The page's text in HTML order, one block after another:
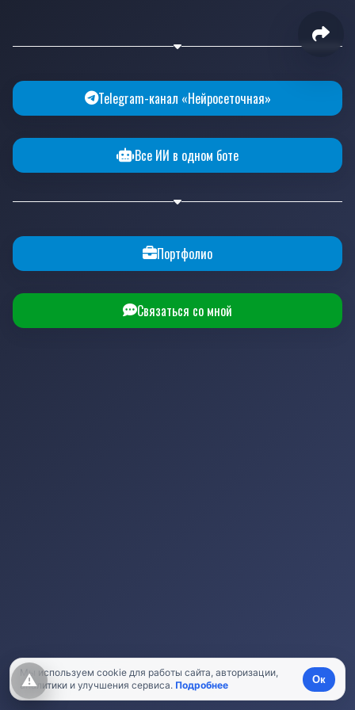
Telegram-канал «Нейросеточная»
Все ИИ в одном боте
Портфолио
Связаться со мной
⚠
Мы используем cookie для работы сайта, авторизации,
аналитики и улучшения сервиса. Подробнее Ок